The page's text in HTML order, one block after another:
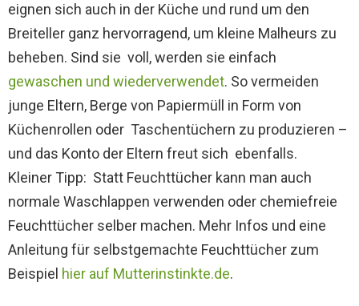
eignen sich auch in der Küche und rund um den
Breiteller ganz hervorragend, um kleine Malheurs zu
beheben. Sind sie voll, werden sie einfach
gewaschen und wiederverwendet. So vermeiden
junge Eltern, Berge von Papiermüll in Form von
Küchenrollen oder Taschentüchern zu produzieren –
und das Konto der Eltern freut sich ebenfalls.
Kleiner Tipp: Statt Feuchttücher kann man auch
normale Waschlappen verwenden oder chemiefreie
Feuchttücher selber machen. Mehr Infos und eine
Anleitung für selbstgemachte Feuchttücher zum
Beispiel hier auf Mutterinstinkte.de.